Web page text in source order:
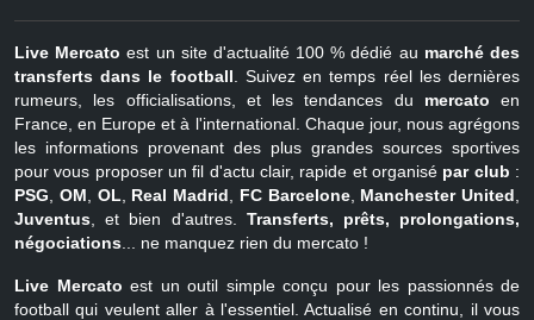
Live Mercato est un site d'actualité 100 % dédié au marché des
transferts dans le football . Suivez en temps réel les dernières
rumeurs, les officialisations, et les tendances du mercato en
France, en Europe et à l'international. Chaque jour, nous agrégons
les informations provenant des plus grandes sources sportives
pour vous proposer un fil d'actu clair, rapide et organisé par club :
PSG
OM OL Real Madrid FC Barcelone, Manchester United
Juventus , et bien d'autres. Transferts, prêts, prolongations,
négociations ... ne manquez rien du mercato !
Live Mercato est un outil simple conçu pour les passionnés de
football qui veulent aller à l'essentiel. Actualisé en continu, il vous